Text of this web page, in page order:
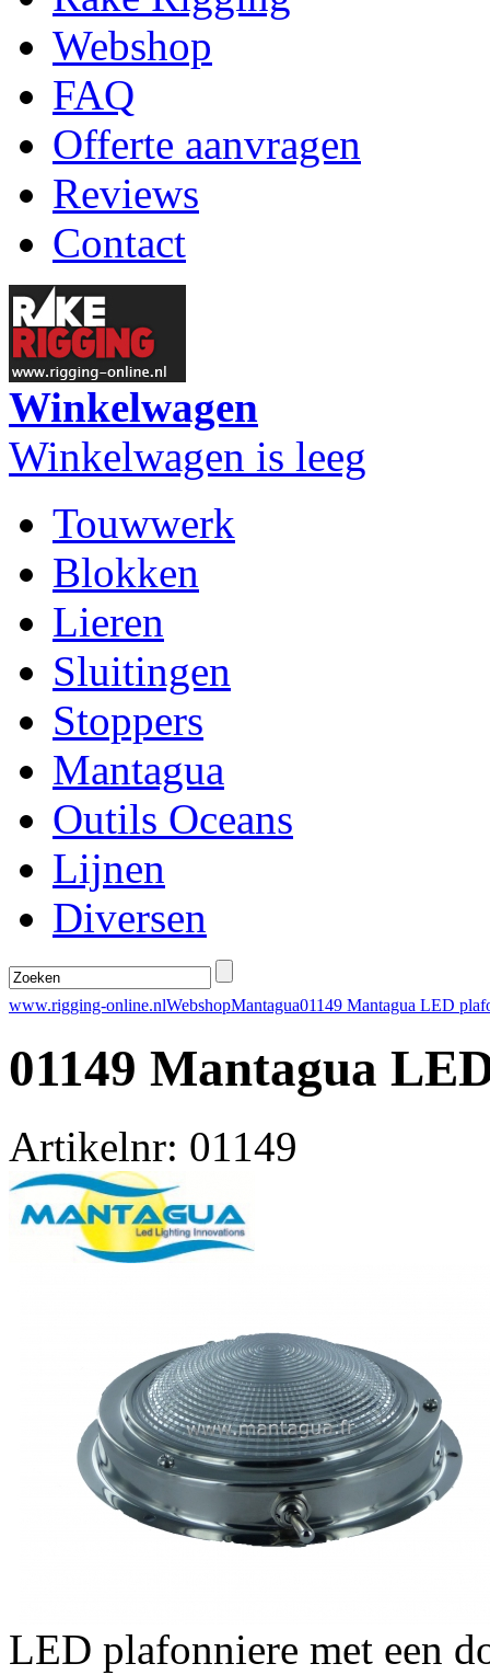
Webshop
FAQ
Offerte aanvragen
Reviews
Contact
Winkelwagen
Winkelwagen is leeg
Touwwerk
Blokken
Lieren
Sluitingen
Stoppers
Mantagua
Outils Oceans
Lijnen
Diversen
www.rigging-online.nlWebshopMantagua01149 Mantagua LED
01149 Mantagua
Artikelnr: 01149
LED plafonniere met een